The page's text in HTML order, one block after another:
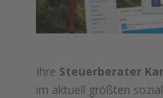
Ihre Steuerberater
im aktuell größten